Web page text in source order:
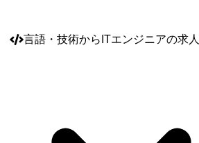
言語・技術からITエンジニアの求